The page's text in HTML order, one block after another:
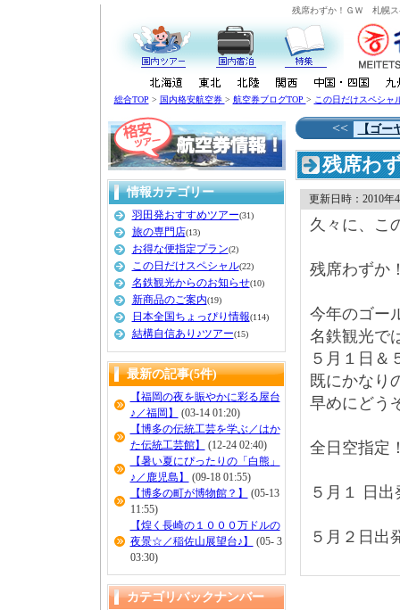
残席わずか！ＧＷ 札幌ス
総合TOP > 国内格安航空券 > 航空券ブログTOP > この日だけスペシャ
情報カテゴリー
羽田発おすすめツアー(31)
旅の専門店(13)
お得な便指定プラン(2)
この日だけスペシャル(22)
名鉄観光からのお知らせ(10)
新商品のご案内(19)
日本全国ちょっぴり情報(114)
結構自信あり♪ツアー(15)
最新の記事(5件)
【福岡の夜を賑やかに彩る屋台
♪／福岡】
(03-14 01:20)
【博多の伝統工芸を学ぶ／はか
た伝統工芸館】
(12-24 02:40)
【暑い夏にぴったりの「白熊」
♪／鹿児島】
(09-18 01:55)
【博多の町が博物館？】
(05-13
11:55)
【煌く長崎の１０００万ドルの
夜景☆／稲佐山展望台♪】
(05- 3
03:30)
カテゴリバックナンバー
<< 【ゴ
残席わ
更新日時：2010年
久々に、こ
残席わずか
今年のゴー
名鉄観光で
５月１日＆
既にかなり
早めにどう
全日空指定
５月１ 日出
５月２日出